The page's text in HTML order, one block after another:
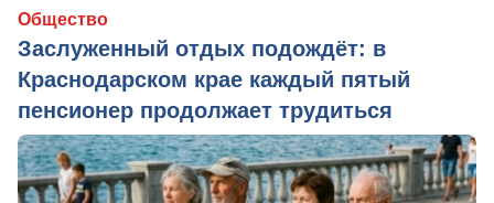
Общество
Заслуженный отдых подождёт: в
Краснодарском крае каждый пятый
пенсионер продолжает трудиться